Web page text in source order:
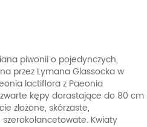
piwonii o pojedynczych,
przez Lymana Glassocka w
lactiflora z Paeonia
zwarte kępy dorastające do 80 cm
złożone, skórzaste,
Kwiaty